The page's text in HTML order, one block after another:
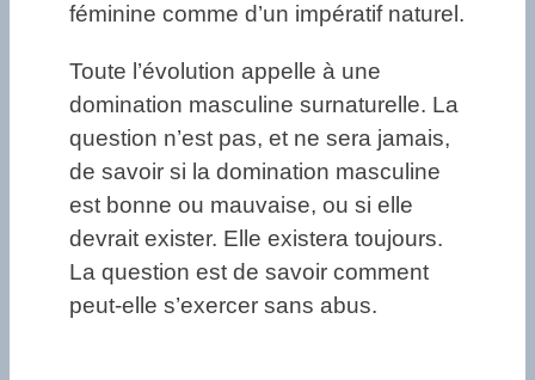
féminine comme d’un impératif naturel.
Toute l’évolution appelle à une
domination masculine surnaturelle. La
question n’est pas, et ne sera jamais,
de savoir si la domination masculine
est bonne ou mauvaise, ou si elle
devrait exister. Elle existera toujours.
La question est de savoir comment
peut-elle s’exercer sans abus.